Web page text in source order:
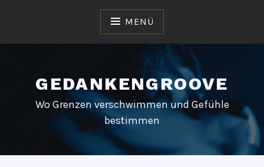
MENÜ
GEDANKENGROOVE
Wo Grenzen verschwimmen und Gefühle
bestimmen